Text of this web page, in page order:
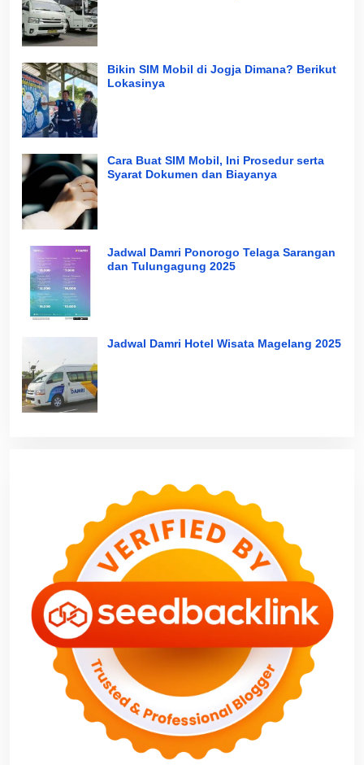
Bikin SIM Mobil di Jogja Dimana? Berikut
Lokasinya
Cara Buat SIM Mobil, Ini Prosedur serta
Syarat Dokumen dan Biayanya
Jadwal Damri Ponorogo Telaga Sarangan
dan Tulungagung 2025
Jadwal Damri Hotel Wisata Magelang 2025